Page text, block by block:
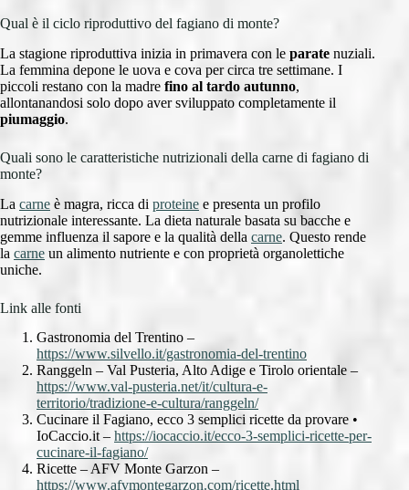
Qual è il ciclo riproduttivo del fagiano di monte?
La stagione riproduttiva inizia in primavera con le parate nuziali.
La femmina depone le uova e cova per circa tre settimane. I
piccoli restano con la madre fino al tardo autunno,
allontanandosi solo dopo aver sviluppato completamente il
piumaggio.
Quali sono le caratteristiche nutrizionali della carne di fagiano di
monte?
La carne è magra, ricca di proteine e presenta un profilo
nutrizionale interessante. La dieta naturale basata su bacche e
gemme influenza il sapore e la qualità della carne. Questo rende
la carne un alimento nutriente e con proprietà organolettiche
uniche.
Link alle fonti
Gastronomia del Trentino –
https://www.silvello.it/gastronomia-del-trentino
Ranggeln – Val Pusteria, Alto Adige e Tirolo orientale –
https://www.val-pusteria.net/it/cultura-e-
territorio/tradizione-e-cultura/ranggeln/
Cucinare il Fagiano, ecco 3 semplici ricette da provare •
IoCaccio.it – https://iocaccio.it/ecco-3-semplici-ricette-per-
cucinare-il-fagiano/
Ricette – AFV Monte Garzon –
https://www.afvmontegarzon.com/ricette.html